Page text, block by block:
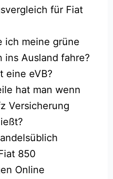
für Fiat
ich meine grüne
ins Ausland fahre?
eine eVB?
hat man wenn
Versicherung
850
Online